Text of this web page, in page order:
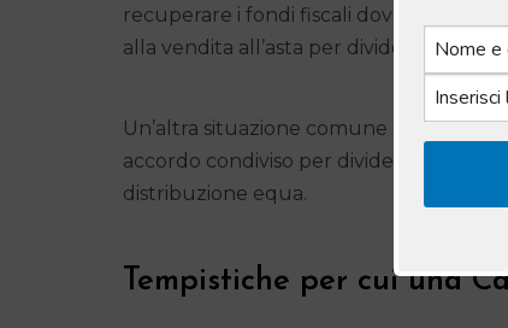
recuperare i fondi fiscali dovuti. In
alla vendita all’asta per dividere
Un’altra situazione comune è durante
accordo condiviso per dividere l’attivo,
distribuzione equa.
Tempistiche per cui una